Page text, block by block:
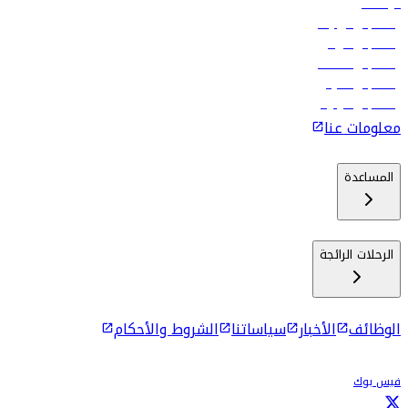
رحلات إلى تبيليسي
رحلات إلى الرياض
رحلات إلى مسقط
رحلات إلى ماليه
رحلات إلى كولومبو
معلومات عنا
المساعدة
الرحلات الرائجة
الوظائف الأخبار سياساتنا الشروط والأحكام
فيس بوك